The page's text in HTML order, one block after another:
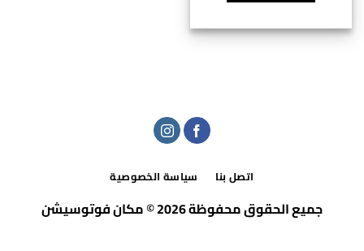
اتصل بنا سياسة الخصوصية
جميع الحقوق محفوظة 2026 © مكان فوتوسيشن